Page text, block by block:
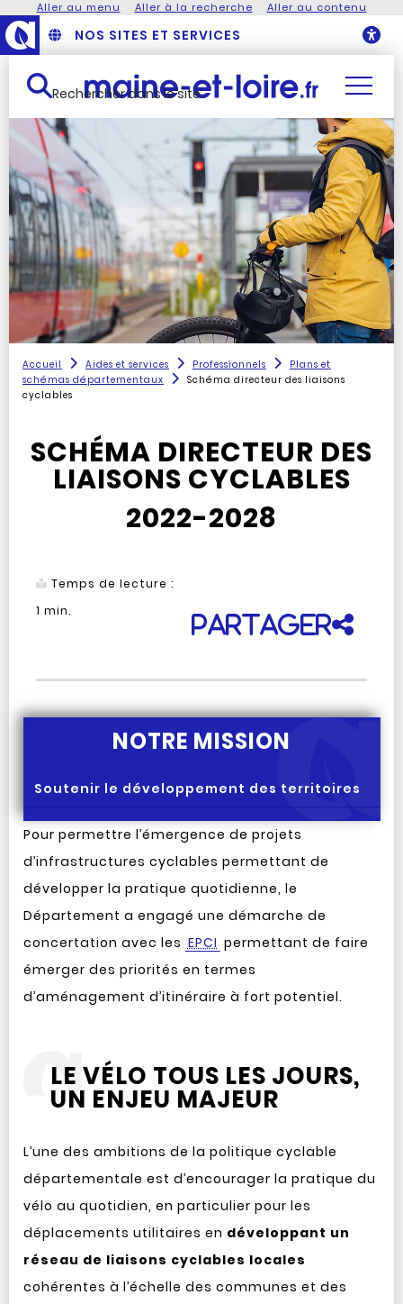
Aller au menu Aller à la recherche Aller au contenu
NOS SITES ET SERVICES
Rechercher dans le site
Accueil Aides et services Professionnels
Plans et
schémas départementaux
Schéma directeur des liaisons
cyclables
SCHÉMA DIRECTEUR DES
LIAISONS CYCLABLES
2022-2028
Temps de lecture :
1 min.
Partager
NOTRE MISSION
Soutenir le développement des territoires
Pour permettre l’émergence de projets
d’infrastructures cyclables permettant de
développer la pratique quotidienne, le
Département a engagé une démarche de
concertation avec les EPCI permettant de faire
émerger des priorités en termes
d’aménagement d’itinéraire à fort potentiel.
LE VÉLO TOUS LES JOURS,
UN ENJEU MAJEUR
L’une des ambitions de la politique cyclable
départementale est d’encourager la pratique du
vélo au quotidien, en particulier pour les
déplacements utilitaires en développant un
réseau de liaisons cyclables locales
cohérentes à l’échelle des communes et des